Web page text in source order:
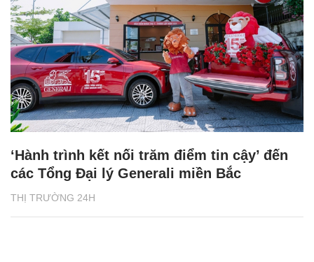
THỊ TRƯỜNG 24H
‘Hành trình kết nối trăm điểm tin cậy’ đến
các Tổng Đại lý Generali miền Bắc